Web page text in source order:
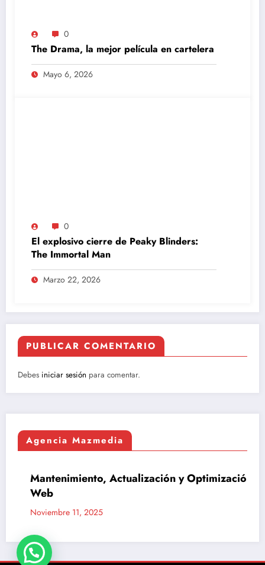
0
The Drama, la mejor película en cartelera
Mayo 6, 2026
0
El explosivo cierre de Peaky Blinders:
The Immortal Man
Marzo 22, 2026
PUBLICAR COMENTARIO
Debes iniciar sesión para comentar.
Agencia Mazmedia
AGENCIA MAZMEDIA
Mantenimiento, Actualización y Optimización
Web
Noviembre 11, 2025